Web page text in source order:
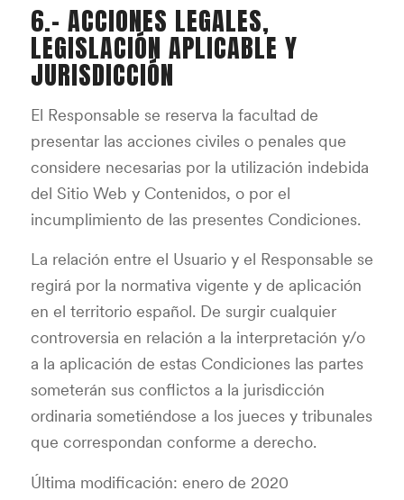
6.- ACCIONES LEGALES,
LEGISLACIÓN APLICABLE Y
JURISDICCIÓN
El Responsable se reserva la facultad de
presentar las acciones civiles o penales que
considere necesarias por la utilización indebida
del Sitio Web y Contenidos, o por el
incumplimiento de las presentes Condiciones.
La relación entre el Usuario y el Responsable se
regirá por la normativa vigente y de aplicación
en el territorio español. De surgir cualquier
controversia en relación a la interpretación y/o
a la aplicación de estas Condiciones las partes
someterán sus conflictos a la jurisdicción
ordinaria sometiéndose a los jueces y tribunales
que correspondan conforme a derecho.
Última modificación: enero de 2020